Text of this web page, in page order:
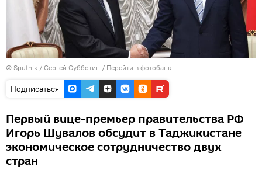
© Sputnik / Сергей Субботин / Перейти в фотобанк
Подписаться
Первый вице-премьер правительства РФ
Игорь Шувалов обсудит в Таджикистане
экономическое сотрудничество двух
стран